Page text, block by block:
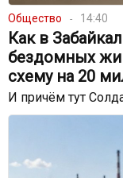
Общество 14:40
Как в
бездомных
схему на 20
И причём тут